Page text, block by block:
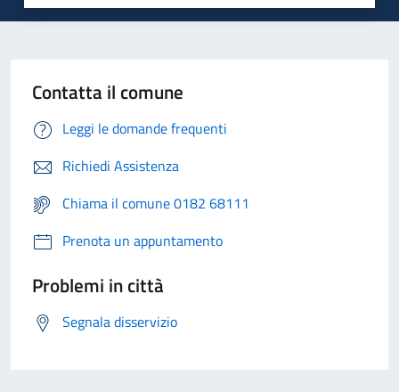
Contatta il comune
Leggi le domande frequenti
Richiedi Assistenza
Chiama il comune 0182 68111
Prenota un appuntamento
Problemi in città
Segnala disservizio